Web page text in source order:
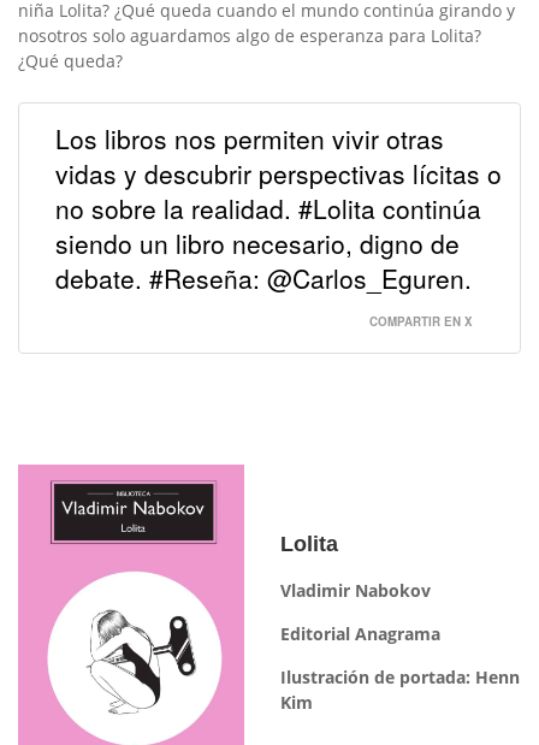
niña Lolita? ¿Qué queda cuando el mundo continúa girando y
nosotros solo aguardamos algo de esperanza para Lolita?
¿Qué queda?
Los libros nos permiten vivir otras
vidas y descubrir perspectivas lícitas o
no sobre la realidad. #Lolita continúa
siendo un libro necesario, digno de
debate. #Reseña: @Carlos_Eguren.
COMPARTIR EN X
Lolita
Vladimir Nabokov
Editorial Anagrama
Ilustración de portada: Henn
Kim